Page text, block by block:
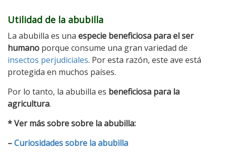
Utilidad de la abubilla
La abubilla es una especie beneficiosa para el ser
humano porque consume una gran variedad de
insectos perjudiciales. Por esta razón, este ave está
protegida en muchos países.
Por lo tanto, la abubilla es beneficiosa para la
agricultura.
* Ver más sobre sobre la abubilla:
–Curiosidades sobre la abubilla